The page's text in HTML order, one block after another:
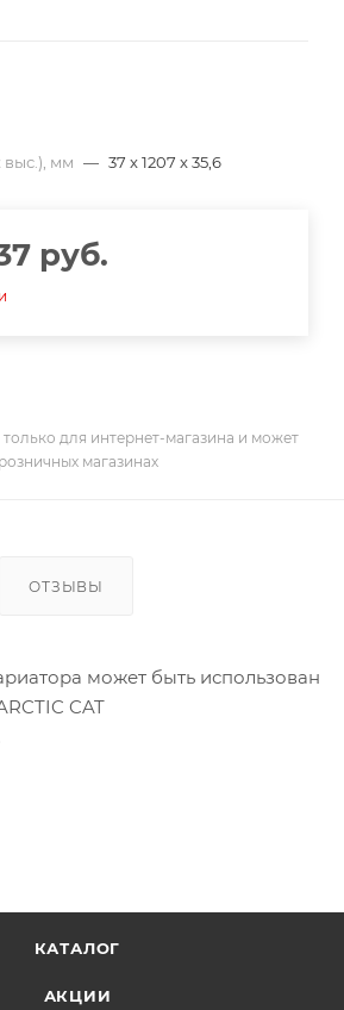
выс.), мм — 37 x 1207 x 35,6
руб.
для интернет-магазина и может
магазинах
ОТЗЫВЫ
может быть использован
CAT
ремням 0627-083,
КАТАЛОГ
АКЦИИ